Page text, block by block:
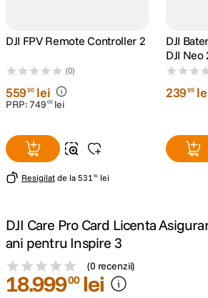
8. ulanzi
9 insta 360
10. godox
DJI FPV Remote Controller 2
(0)
55990 lei
PRP:749 00 lei
Resigilat de la 531 91 lei
DJI
DJI Neo
23999
DJI Care Pro Card Licenta
ani pentru Inspire 3
(0 recenzii)
18.99900 lei